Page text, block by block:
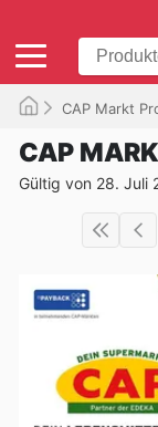
CAP Markt
CAP
Gültig von 28. Juli